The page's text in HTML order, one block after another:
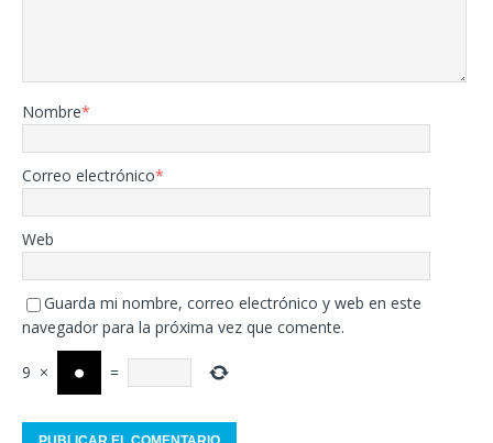
Nombre*
Correo electrónico*
Web
Guarda mi nombre, correo electrónico y web en este
navegador para la próxima vez que comente.
9 × =